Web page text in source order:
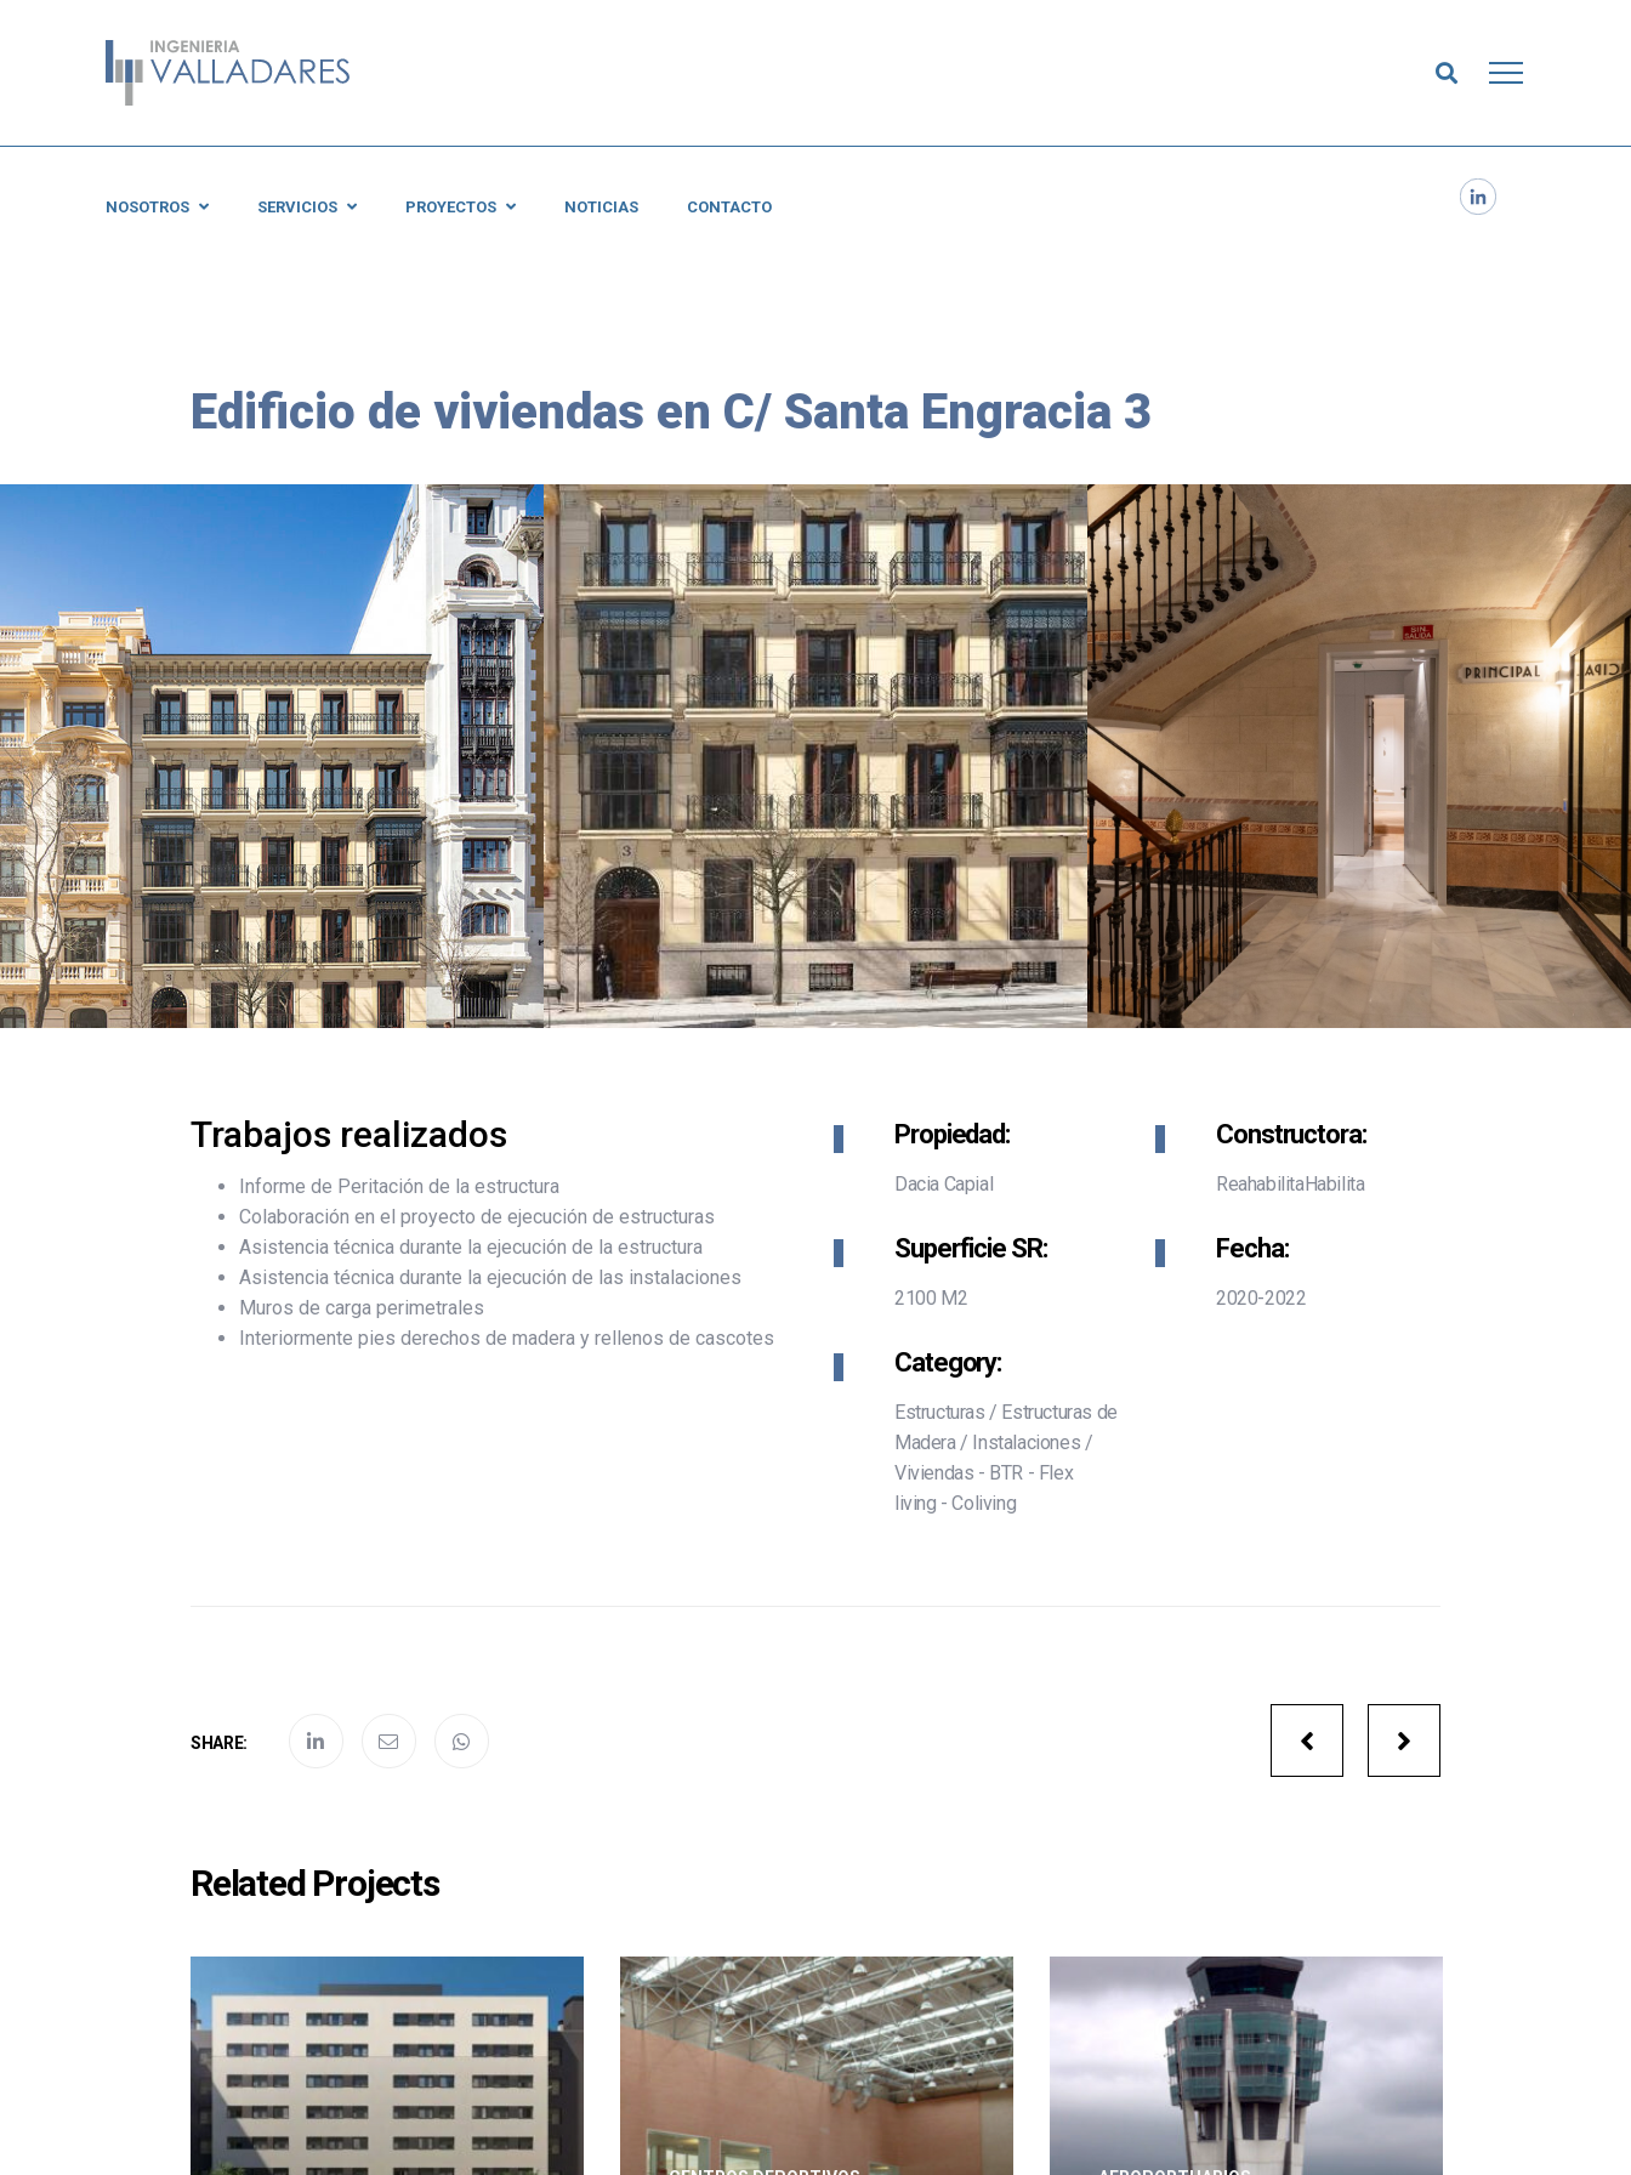
NOSOTROS SERVICIOS PROYECTOS NOTICIAS CONTACTO
Edificio de viviendas en C/ Santa Engracia 3
Trabajos realizados
Informe de Peritación de la estructura
Colaboración en el proyecto de ejecución de estructuras
Asistencia técnica durante la ejecución de la estructura
Asistencia técnica durante la ejecución de las instalaciones
Muros de carga perimetrales
Interiormente pies derechos de madera y rellenos de cascotes
Propiedad:
Dacia Capial
Constructora:
ReahabilitaHabilita
Superficie SR:
2100 M2
Fecha:
2020-2022
Category:
Estructuras / Estructuras de
Madera/ Instalaciones /
Viviendas - BTR - Flex
living - Coliving
SHARE:
Portfolio
navigation
Related Projects